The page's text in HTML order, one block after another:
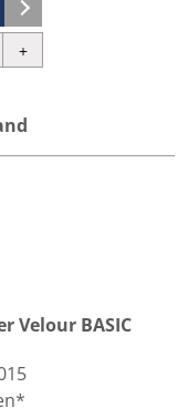
Velour BASIC